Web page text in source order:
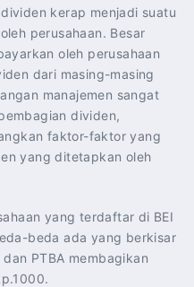
kerap menjadi suatu
perusahaan. Besar
oleh perusahaan
dari masing-masing
manajemen sangat
dividen,
faktor-faktor yang
yang ditetapkan oleh
yang terdaftar di BEI
beda ada yang berkisar
PTBA membagikan